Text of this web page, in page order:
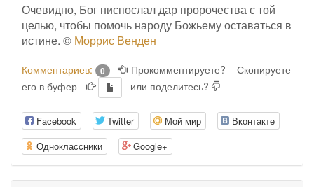
Очевидно, Бог ниспослал дар пророчества с той
целью, чтобы помочь народу Божьему оставаться в
истине. © Моррис Венден
Комментариев: 0 Прокомментируете?
Скопируете
его в буфер
или поделитесь?
Facebook Twitter Мой мир
Вконтакте
Одноклассники
Google+